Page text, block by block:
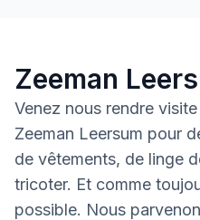
Zeeman
Venez nous rendre
Zeeman Leersum pour
de vêtements, de linge
tricoter. Et comme
possible. Nous